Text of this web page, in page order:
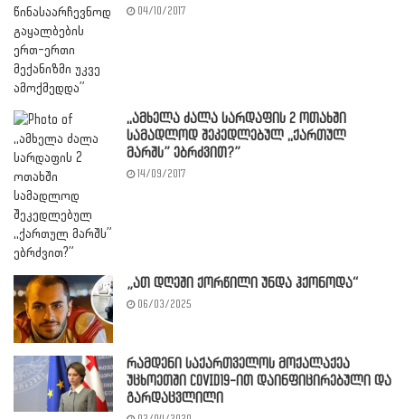
04/10/2017
,,ამხელა ძალა სარდაფის 2 ოთახში
სამადლოდ შეკედლებულ ,,ქართულ
მარშს” ებრძვით?”
14/09/2017
„ათ დღეში ქორწილი უნდა ჰქონოდა“
06/03/2025
რამდენი საქართველოს მოქალაქეა
უცხოეთში COVID19-ით დაინფიცირებული და
გარდაცვლილი